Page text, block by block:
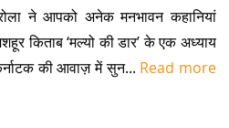
ने आपको अनेक मनभावन कहानियां
किताब ‘मल्यो की डार’ के एक अध्याय
कर्नाटक की आवाज़ में सुन... Read more